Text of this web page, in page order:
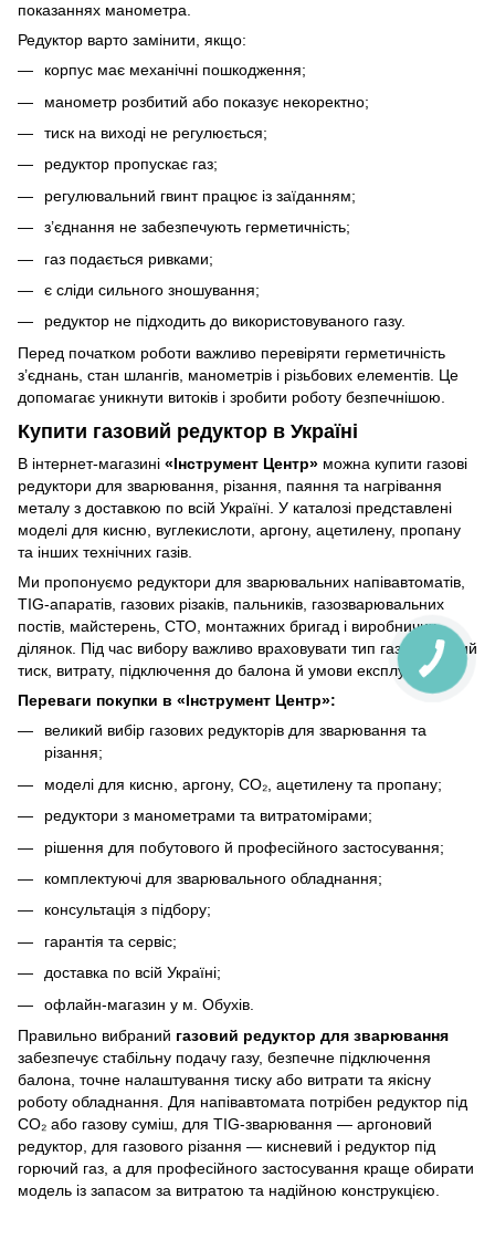
показаннях манометра.
Редуктор варто замінити, якщо:
корпус має механічні пошкодження;
манометр розбитий або показує некоректно;
тиск на виході не регулюється;
редуктор пропускає газ;
регулювальний гвинт працює із заїданням;
з’єднання не забезпечують герметичність;
газ подається ривками;
є сліди сильного зношування;
редуктор не підходить до використовуваного газу.
Перед початком роботи важливо перевіряти герметичність
з’єднань, стан шлангів, манометрів і різьбових елементів. Це
допомагає уникнути витоків і зробити роботу безпечнішою.
Купити газовий редуктор в Україні
В інтернет-магазині «Інструмент Центр» можна купити газові
редуктори для зварювання, різання, паяння та нагрівання
металу з доставкою по всій Україні. У каталозі представлені
моделі для кисню, вуглекислоти, аргону, ацетилену, пропану
та інших технічних газів.
Ми пропонуємо редуктори для зварювальних напівавтоматів,
TIG-апаратів, газових різаків, пальників, газозварювальних
постів, майстерень, СТО, монтажних бригад і виробничих
ділянок. Під час вибору важливо враховувати тип газу, робочий
тиск, витрату, підключення до балона й умови експлуатації.
Переваги покупки в «Інструмент Центр»:
великий вибір газових редукторів для зварювання та
різання;
моделі для кисню, аргону, CO₂, ацетилену та пропану;
редуктори з манометрами та витратомірами;
рішення для побутового й професійного застосування;
комплектуючі для зварювального обладнання;
консультація з підбору;
гарантія та сервіс;
доставка по всій Україні;
офлайн-магазин у м. Обухів.
Правильно вибраний газовий редуктор для зварювання
забезпечує стабільну подачу газу, безпечне підключення
балона, точне налаштування тиску або витрати та якісну
роботу обладнання. Для напівавтомата потрібен редуктор під
CO₂ або газову суміш, для TIG-зварювання — аргоновий
редуктор, для газового різання — кисневий і редуктор під
горючий газ, а для професійного застосування краще обирати
модель із запасом за витратою та надійною конструкцією.